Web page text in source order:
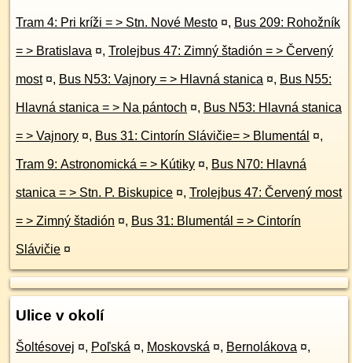
Tram 4: Pri kríži = > Stn. Nové Mesto ¤, Bus 209: Rohožník
= > Bratislava ¤, Trolejbus 47: Zimný štadión = > Červený
most ¤, Bus N53: Vajnory = > Hlavná stanica ¤, Bus N55:
Hlavná stanica = > Na pántoch ¤, Bus N53: Hlavná stanica
= > Vajnory ¤, Bus 31: Cintorín Slávičie= > Blumentál ¤,
Tram 9: Astronomická = > Kútiky ¤, Bus N70: Hlavná
stanica = > Stn. P. Biskupice ¤, Trolejbus 47: Červený most
= > Zimný štadión ¤, Bus 31: Blumentál = > Cintorín
Slávičie ¤
Ulice v okolí
Šoltésovej ¤, Poľská ¤, Moskovská ¤, Bernolákova ¤,